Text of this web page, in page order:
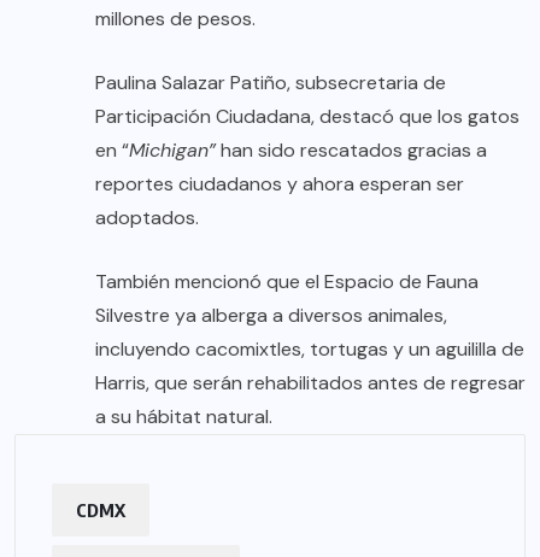
millones de pesos.
Paulina Salazar Patiño, subsecretaria de
Participación Ciudadana, destacó que los gatos
en “Michigan”han sido rescatados gracias a
reportes ciudadanos y ahora esperan ser
adoptados.
También mencionó que el Espacio de Fauna
Silvestre ya alberga a diversos animales,
incluyendo cacomixtles, tortugas y un aguililla de
Harris, que serán rehabilitados antes de regresar
a su hábitat natural.
CDMX